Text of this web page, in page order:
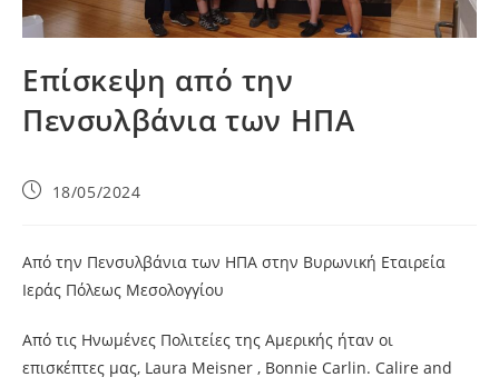
Επίσκεψη από την
Πενσυλβάνια των ΗΠΑ
18/05/2024
Από την Πενσυλβάνια των ΗΠΑ στην Βυρωνική Εταιρεία
Ιεράς Πόλεως Μεσολογγίου
Από τις Ηνωμένες Πολιτείες της Αμερικής ήταν οι
επισκέπτες μας, Laura Meisner , Bonnie Carlin. Calire and